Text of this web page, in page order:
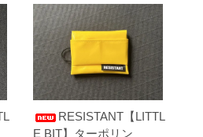
RESISTANT【LITTL
E BIT】ターポリン